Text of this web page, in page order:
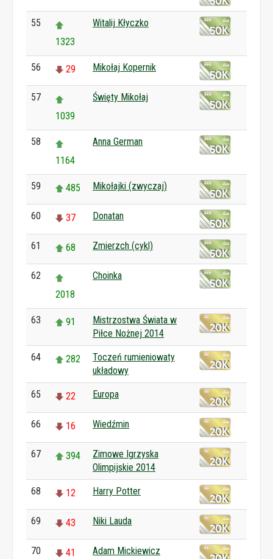
55
1323
Witalij Kłyczko
56 29 Mikołaj Kopernik
57
1039
Święty Mikołaj
58
1164
Anna German
59 485 Mikołajki (zwyczaj)
60 37 Donatan
61 68 Zmierzch (cykl)
62
2018
Choinka
63 91
Mistrzostwa Świata w
Piłce Nożnej 2014
64 282
Toczeń rumieniowaty
układowy
65 22 Europa
66 16 Wiedźmin
67 394
Zimowe Igrzyska
Olimpijskie 2014
68 12 Harry Potter
69 43 Niki Lauda
70 41 Adam Mickiewicz